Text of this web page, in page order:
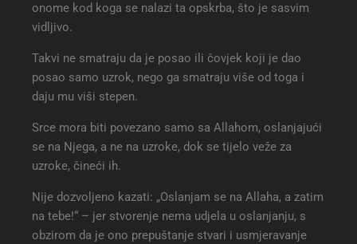
onome kod koga se nalazi ta opskrba, što je sasvim
vidljivo.
Takvi ne smatraju da je posao ili čovjek koji je dao
posao samo uzrok, nego ga smatraju više od toga i
daju mu viši stepen.
Srce mora biti povezano samo sa Allahom, oslanjajući
se na Njega, a ne na uzroke, dok se tijelo veže za
uzroke, čineći ih.
Nije dozvoljeno kazati: „Oslanjam se na Allaha, a zatim
na tebe!“ – jer stvorenje nema udjela u oslanjanju, s
obzirom da je ono prepuštanje stvari i usmjeravanje